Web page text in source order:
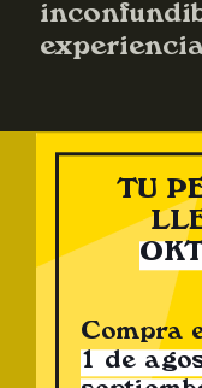
Buscar
TU
Compra
1 de